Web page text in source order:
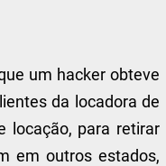
um hacker obteve
da locadora de
locação, para retirar
em outros estados,